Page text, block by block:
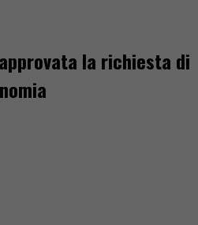
la richiesta di